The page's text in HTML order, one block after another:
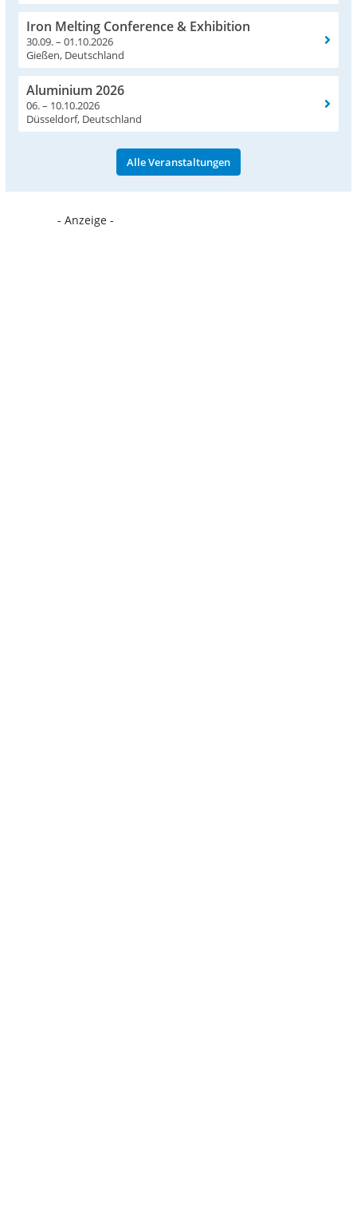
Iron Melting Conference & Exhibition
30.09. – 01.10.2026
Gießen, Deutschland
Aluminium 2026
06. – 10.10.2026
Düsseldorf, Deutschland
Alle Veranstaltungen
- Anzeige -